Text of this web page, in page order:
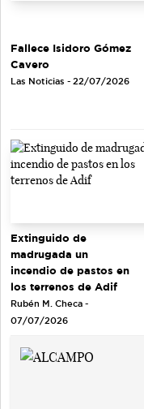
Fallece Isidoro Gómez
Cavero
Las Noticias - 22/07/2026
Extinguido de
madrugada un
incendio de pastos en
los terrenos de Adif
Rubén M. Checa -
07/07/2026